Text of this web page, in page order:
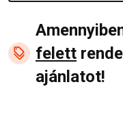
felett
ajánlatot!